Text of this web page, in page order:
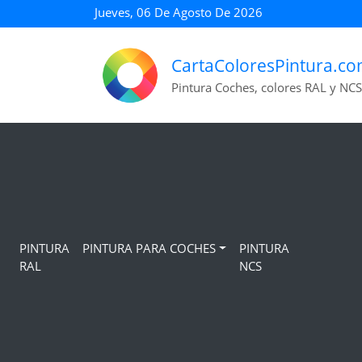
Jueves, 06 De Agosto De 2026
Pintura Coches, colores RAL y NCS
PINTURA
RAL
PINTURA PARA COCHES
PINTURA
NCS